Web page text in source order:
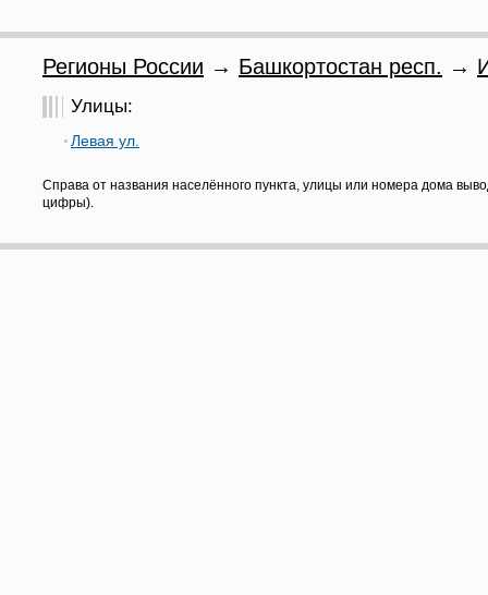
Регионы России → Башкортостан респ. →
Улицы:
Левая ул.
Справа от названия населённого пункта, улицы или номера дома
цифры).